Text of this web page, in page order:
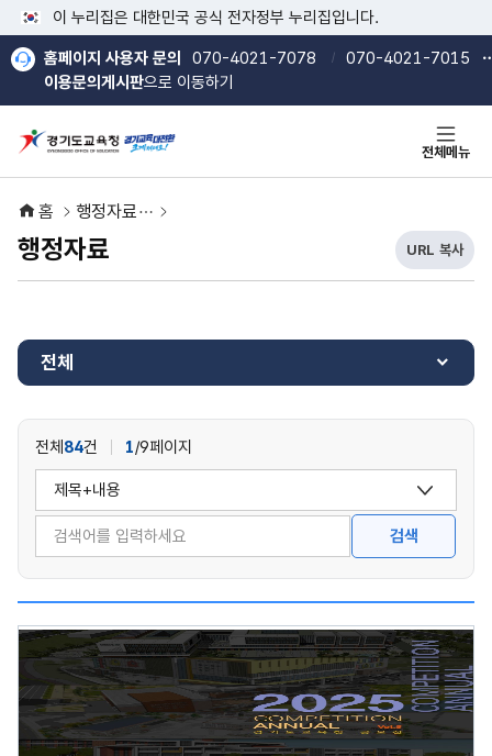
본문 바로가기
메인메뉴 바로가기
이 누리집은 대한민국 공식 전자정부 누리집입니다.
홈페이지 사용자 문의 070-4021-7078
070-4021-7015
이용문의게시판으로 이동하기
전체메뉴
홈 행정자료
행정자료
열기
URL 복사
현
재
L
복
사
전체
전체 84건 1/9페이지
검색옵션
검색어 검색